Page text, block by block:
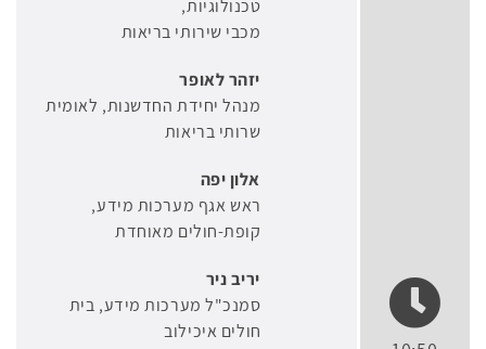
טכנולוגיות
מכבי שירותי בריאות
יזהר לאופר
מנהל יחידת החדשנות לאומית
שרותי בריאות
אלון יפה
ראש אגף מערכות מידע
קופת-חולים מאוחדת
יריב ניר
סמנכ"ל מערכות מידע בית
חולים איכילוב